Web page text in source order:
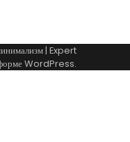
| Expert
WordPress.